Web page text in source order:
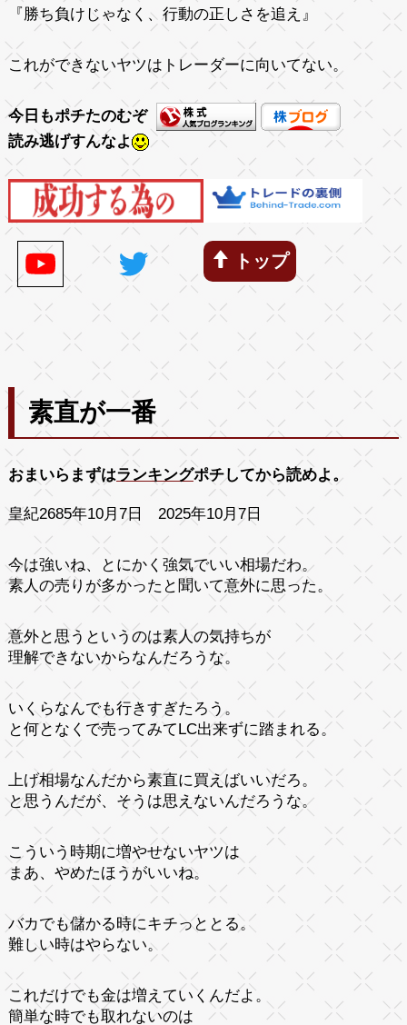
『勝ち負けじゃなく、行動の正しさを追え』
これができないヤツはトレーダーに向いてない。
今日もポチたのむぞ
読み逃げすんなよ
トップ
素直が一番
おまいらまずはランキングポチしてから読めよ。
皇紀2685年10月7日 2025年10月7日
今は強いね、とにかく強気でいい相場だわ。
素人の売りが多かったと聞いて意外に思った。
意外と思うというのは素人の気持ちが
理解できないからなんだろうな。
いくらなんでも行きすぎたろう。
と何となくで売ってみてLC出来ずに踏まれる。
上げ相場なんだから素直に買えばいいだろ。
と思うんだが、そうは思えないんだろうな。
こういう時期に増やせないヤツは
まあ、やめたほうがいいね。
バカでも儲かる時にキチっととる。
難しい時はやらない。
これだけでも金は増えていくんだよ。
簡単な時でも取れないのは